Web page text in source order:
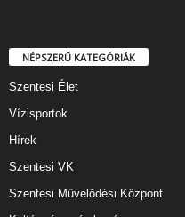
NÉPSZERŰ KATEGÓRIÁK
Szentesi Élet
Vízisportok
Hírek
Szentesi VK
Szentesi Művelődési Központ